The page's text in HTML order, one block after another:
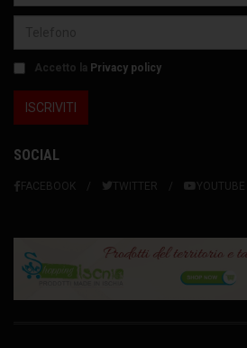
Accetto la Privacy policy
SOCIAL
FACEBOOK TWITTER YOUTUBE